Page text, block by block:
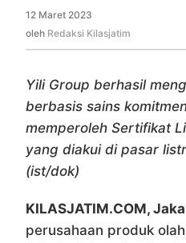
12 Maret 2023
Redaksi
oleh Redaksi Kilasjatim
Yili Group berhasil
berbasis sains
memperoleh Sertifikat
yang diakui di pasar
(ist/dok)
KILASJATIM.COM,
perusahaan produk